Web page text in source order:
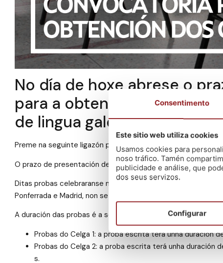
No día de hoxe abrese o
para a obtención dos
de lingua galega Celga 1, 2,
Preme na seguinte ligazón para acceder á convocatoria
O prazo de presentación de solicitudes será de 15 días
Ditas probas celebraranse no mes de maio e terán lugar en
Ponferrada e Madrid, non se celebraran probas do Celga 1,
A duración das probas é a seguinte:
Probas do Celga 1: a proba escrita terá unha duración
Probas do Celga 2: a proba escrita terá unha duración
s.
Consentimento
Este sitio web utiliza cookies
Usamos cookies para
noso tráfico. Tamén
publicidade e análise, que
dos seus servizos.
Configurar